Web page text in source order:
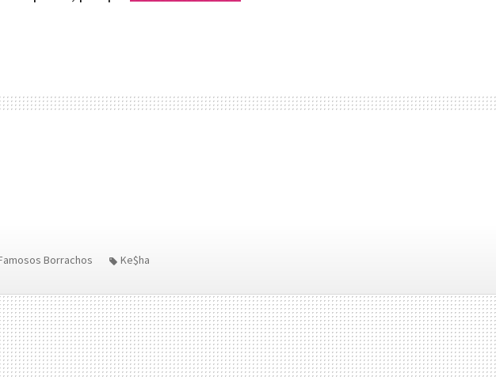
Borrachos Ke$ha